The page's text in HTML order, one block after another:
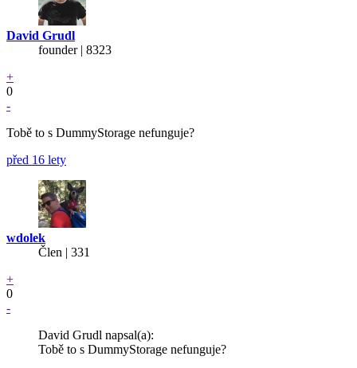
David Grudl
founder | 8323
+
0
-
Tobě to s DummyStorage nefunguje?
před 16 lety
wdolek
Člen | 331
+
0
-
David Grudl napsal(a):
Tobě to s DummyStorage nefunguje?